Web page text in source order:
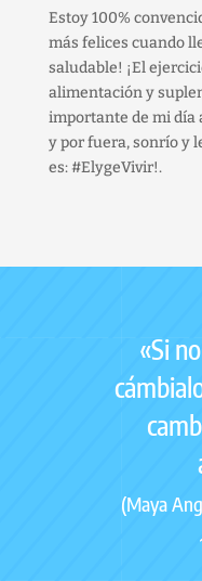
Estoy 100%
más felices cuando
saludable! ¡El
alimentación y
importante de mi día
y por fuera, sonrío y
es: #ElygeVivir!.
«Si
(Maya